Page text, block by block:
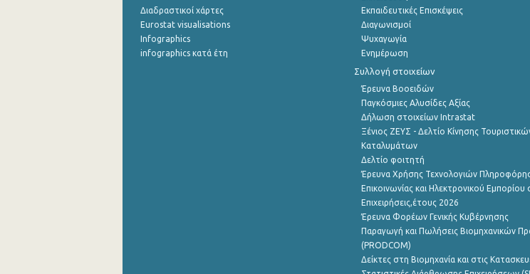
Αυγούστου 2022
Ιουλίου 2022
Ιουνίου 2022
Διαδραστικοί χάρτες
Eurostat visualisations
Infographics
infographics κατά έτη
Εκπαιδευτικές Επισκέψεις
Διαγωνισμοί
Ψυχαγωγία
Ενημέρωση
Συλλογή στοιχείων
Έρευνα Βοοειδών
Παγκόσμιες Αλυσίδες Αξίας
Δήλωση στοιχείων Intrastat
Ξένιος ΖΕΥΣ - Δελτίο Κίνησης
Καταλυμάτων
Δελτίο φοιτητή
Έρευνα Χρήσης Τεχνολογιών
Επικοινωνίας και Ηλεκτρονικού Εμπορίου
Επιχειρήσεις,έτους 2026
Έρευνα Φορέων Γενικής Κυβέρνησης
Παραγωγή και Πωλήσεις Βιομηχανικών
(PRODCOM)
Δείκτες στη Βιομηχανία και στις